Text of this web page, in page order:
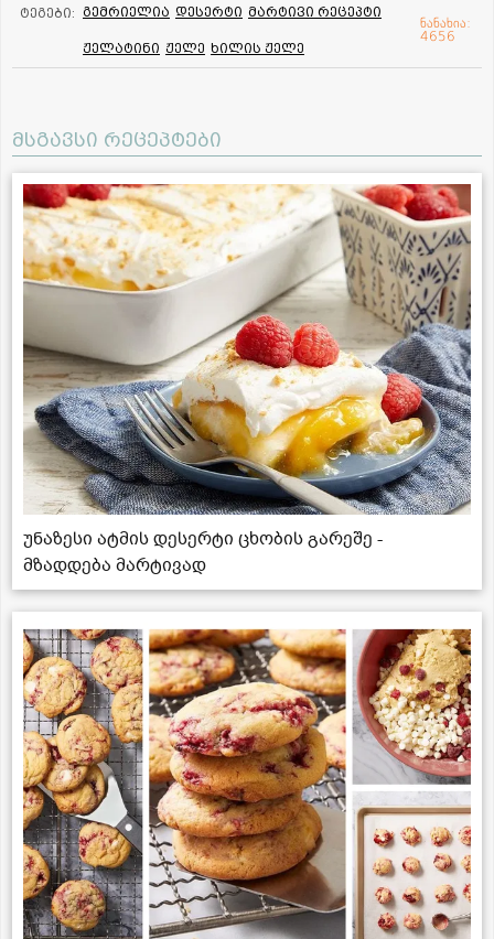
ტეგები: გემრიელია დესერტი მარტივი რეცეპტი
ჟელატინი ჟელე ხილის ჟელე
ნანახია:
4656
მსგავსი რეცეპტები
უნაზესი ატმის დესერტი ცხობის გარეშე -
მზადდება მარტივად